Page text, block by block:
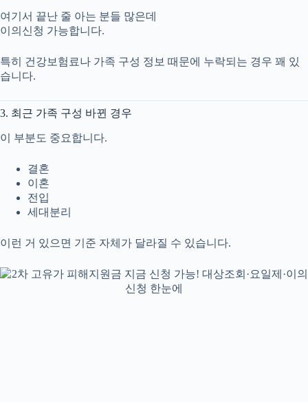
여기서 끝난 줄 아는 분들 많은데
이의신청 가능합니다.
특히 건강보험료나 가족 구성 정보 때문에 누락되는 경우 꽤 있
습니다.
3. 최근 가족 구성 바뀐 경우
이 부분도 중요합니다.
결혼
이혼
전입
세대분리
이런 거 있으면 기준 자체가 달라질 수 있습니다.